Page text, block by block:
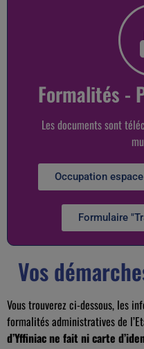
Formalités -
Les documents sont
Occupation
Formulaire
Vos
Vous trouverez ci-dessous, les
formalités administratives de
d’Yffiniac ne fait ni carte